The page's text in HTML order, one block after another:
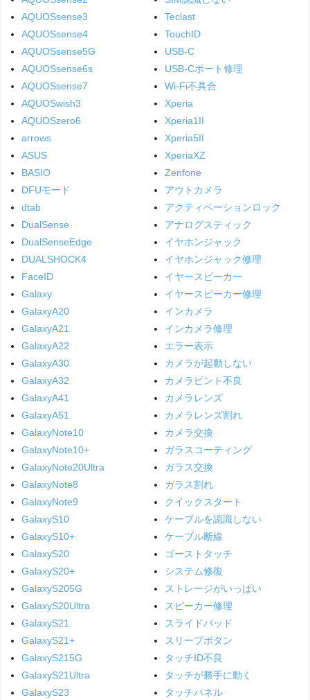
AQUOSsense3
AQUOSsense4
AQUOSsense5G
AQUOSsense6s
AQUOSsense7
AQUOSwish3
AQUOSzero6
arrows
ASUS
BASIO
DFUモード
dtab
DualSense
DualSenseEdge
DUALSHOCK4
FaceID
Galaxy
GalaxyA20
GalaxyA21
GalaxyA22
GalaxyA30
GalaxyA32
GalaxyA41
GalaxyA51
GalaxyNote10
GalaxyNote10+
GalaxyNote20Ultra
GalaxyNote8
GalaxyNote9
GalaxyS10
GalaxyS10+
GalaxyS20
GalaxyS20+
GalaxyS205G
GalaxyS20Ultra
GalaxyS21
GalaxyS21+
GalaxyS215G
GalaxyS21Ultra
GalaxyS23
Teclast
TouchID
USB-C
USB-Cポート修理
Wi-Fi不具合
Xperia
Xperia1II
Xperia5II
XperiaXZ
Zenfone
アウトカメラ
アクティベーションロック
アナログスティック
イヤホンジャック
イヤホンジャック修理
イヤースピーカー
イヤースピーカー修理
インカメラ
インカメラ修理
エラー表示
カメラが起動しない
カメラピント不良
カメラレンズ
カメラレンズ割れ
カメラ交換
ガラスコーティング
ガラス交換
ガラス割れ
クイックスタート
ケーブルを認識しない
ケーブル断線
ゴーストタッチ
システム修復
ストレージがいっぱい
スピーカー修理
スライドパッド
スリープボタン
タッチID不良
タッチが勝手に動く
タッチパネル